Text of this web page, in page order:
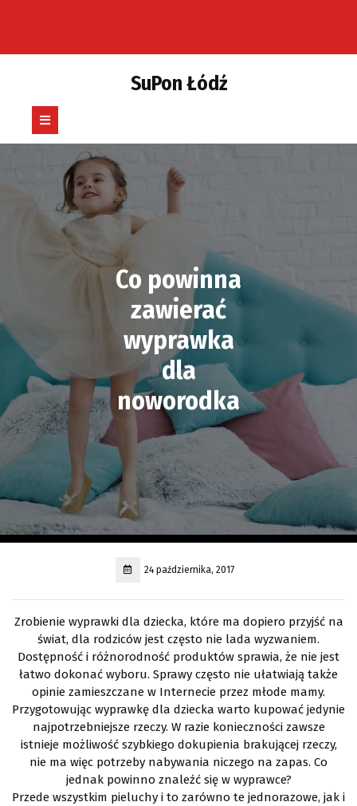
SuPon Łódź
Button
Co powinna
zawierać
wyprawka
dla
noworodka
24 października, 2017
Zrobienie wyprawki dla dziecka, które ma dopiero przyjść na
świat, dla rodziców jest często nie lada wyzwaniem.
Dostępność i różnorodność produktów sprawia, że nie jest
łatwo dokonać wyboru. Sprawy często nie ułatwiają także
opinie zamieszczane w Internecie przez młode mamy.
Przygotowując wyprawkę dla dziecka warto kupować jedynie
najpotrzebniejsze rzeczy. W razie konieczności zawsze
istnieje możliwość szybkiego dokupienia brakującej rzeczy,
nie ma więc potrzeby nabywania niczego na zapas. Co
jednak powinno znaleźć się w wyprawce?
Przede wszystkim pieluchy i to zarówno te jednorazowe, jak i